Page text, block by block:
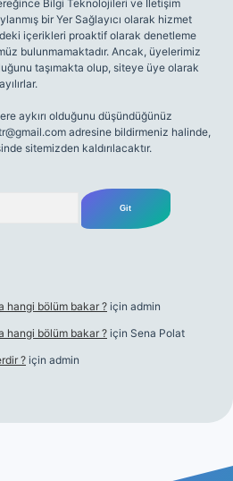
Bilgi Teknolojileri ve İletişim
bir Yer Sağlayıcı olarak hizmet
içerikleri proaktif olarak denetleme
bulunmamaktadır. Ancak, üyelerimiz
taşımakta olup, siteye üye olarak
aykırı olduğunu düşündüğünüz
adresine bildirmeniz halinde,
sitemizden kaldırılacaktır.
hangi bölüm bakar ? için admin
hangi bölüm bakar ? için Sena Polat
? için admin